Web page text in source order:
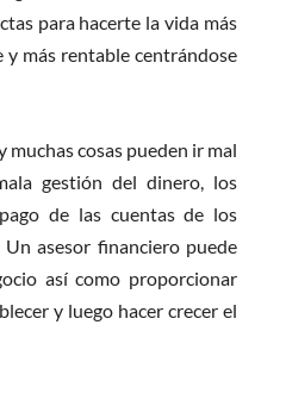
para hacerte la vida más
y más rentable centrándose
muchas cosas pueden ir mal
gestión del dinero, los
de las cuentas de los
asesor financiero puede
así como proporcionar
y luego hacer crecer el